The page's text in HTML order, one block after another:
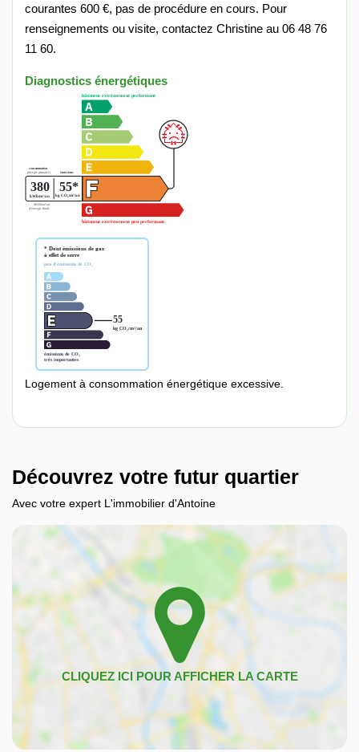
courantes 600 €, pas de procédure en cours. Pour
renseignements ou visite, contactez Christine au 06 48 76
11 60.
Diagnostics énergétiques
Logement à consommation énergétique excessive.
Découvrez votre futur quartier
Avec votre expert L'immobilier d'Antoine